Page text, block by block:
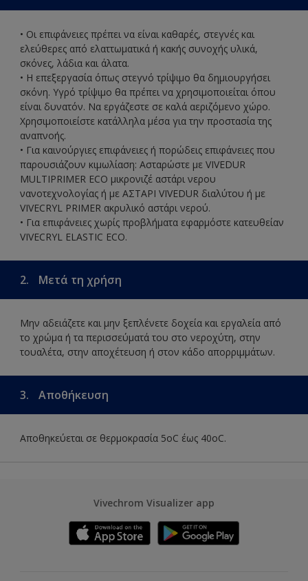
• Οι επιφάνειες πρέπει να είναι καθαρές, στεγνές και
ελεύθερες από ελαττωματικά ή κακής συνοχής υλικά,
σκόνες, λάδια και άλατα.
• Η επεξεργασία όπως στεγνό τρίψιμο θα δημιουργήσει
σκόνη. Υγρό τρίψιμο θα πρέπει να χρησιμοποιείται όπου
είναι δυνατόν. Να εργάζεστε σε καλά αεριζόμενο χώρο.
Χρησιμοποιείστε κατάλληλα μέσα για την προστασία της
αναπνοής.
• Για καινούργιες επιφάνειες ή πορώδεις επιφάνειες που
παρουσιάζουν κιμωλίαση: Ασταρώστε με VIVEDUR
MULTIPRIMER ECO μικρονιζέ αστάρι νερου
νανοτεχνολογίας ή με ΑΣΤΑΡΙ VIVEDUR διαλύτου ή με
VIVECRYL PRIMER ακρυλικό αστάρι νερού.
• Για επιφάνειες χωρίς προβλήματα εφαρμόστε κατευθείαν
VIVECRYL ELASTIC ECO.
2. Μετά τη χρήση
Μην αδειάζετε και μην ξεπλένετε δοχεία και εργαλεία από
το χρώμα ή τα περισσεύματά του στο νεροχύτη, στην
τουαλέτα, στην αποχέτευση ή στον κάδο απορριμμάτων.
3. Αποθήκευση
Αποθηκεύεται σε θερμοκρασία 5οC έως 40οC.
Vivechrom Visualizer app